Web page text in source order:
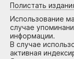
Полистать
Использование
случае
информации.
В случае
активная